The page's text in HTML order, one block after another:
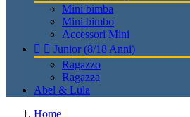
Mini bimba
Mini bimbo
Accessori Mini
  Junior (8/18 Anni)
Ragazzo
Ragazza
Abel & Lula
Home